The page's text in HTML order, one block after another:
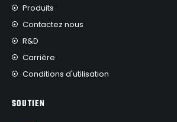
Produits
Contactez nous
R&D
Carrière
Conditions d'utilisation
SOUTIEN